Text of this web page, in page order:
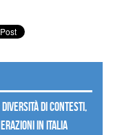
DI CONTESTI,
IN ITALIA